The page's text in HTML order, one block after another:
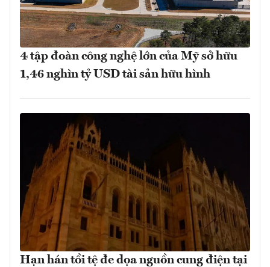
4 tập đoàn công nghệ lớn của Mỹ sở hữu
1,46 nghìn tỷ USD tài sản hữu hình
Hạn hán tồi tệ đe dọa nguồn cung điện tại